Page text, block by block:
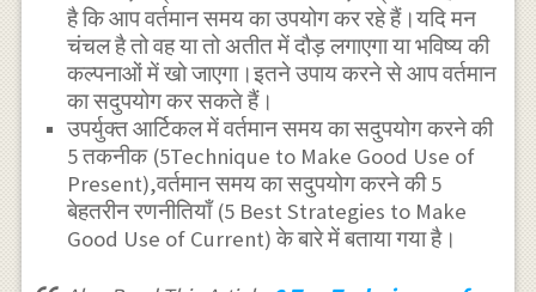
है कि आप वर्तमान समय का उपयोग कर रहे हैं।यदि मन
चंचल है तो वह या तो अतीत में दौड़ लगाएगा या भविष्य की
कल्पनाओं में खो जाएगा।इतने उपाय करने से आप वर्तमान
का सदुपयोग कर सकते हैं।
उपर्युक्त आर्टिकल में वर्तमान समय का सदुपयोग करने की
5 तकनीक (5Technique to Make Good Use of
Present),वर्तमान समय का सदुपयोग करने की 5
बेहतरीन रणनीतियाँ (5 Best Strategies to Make
Good Use of Current) के बारे में बताया गया है।